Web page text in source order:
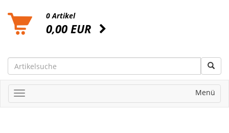
0 Artikel
0,00 EUR
Menü